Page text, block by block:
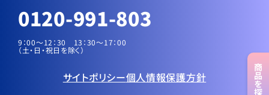
商品
0120-991-803
9：00～12：30 13：30〜17：00
（土・日・祝日を除く）
サイトポリシー個人情報保護方針